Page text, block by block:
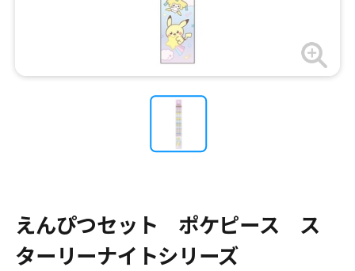
えんぴつセット ポケピース ス
ターリーナイトシリーズ